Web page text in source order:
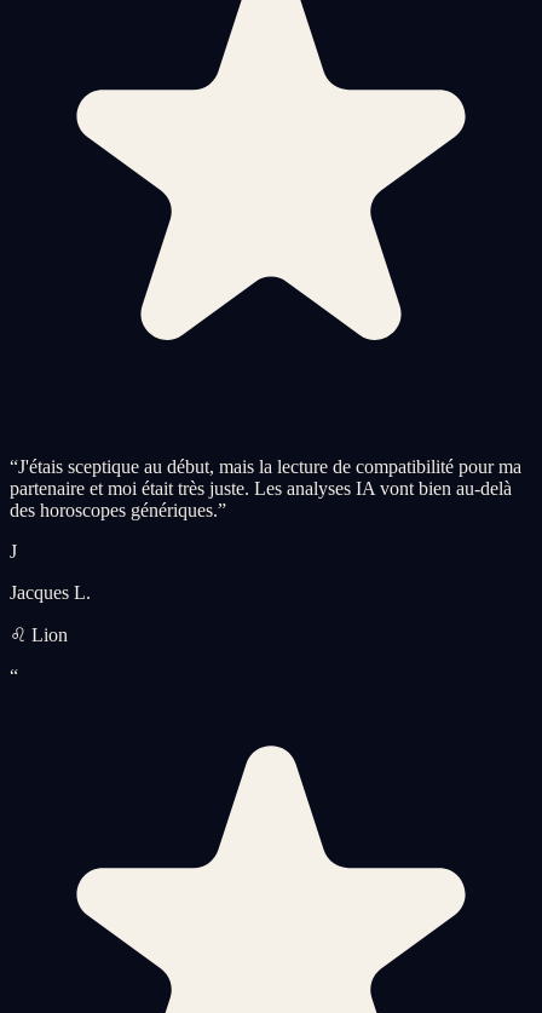
“J'étais sceptique au début, mais la lecture de compatibilité pour ma
partenaire et moi était très juste. Les analyses IA vont bien au-delà
des horoscopes génériques.”
J
Jacques L.
♌ Lion
“